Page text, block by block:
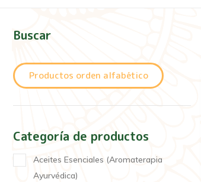
Buscar
Productos orden alfabético
Categoría de productos
Aceites Esenciales (Aromaterapia
Ayurvédica)